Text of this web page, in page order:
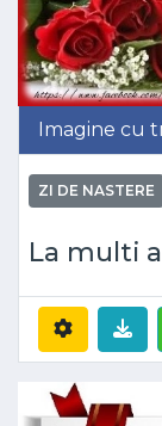
Imagine cu
ZI DE NASTERE
La multi